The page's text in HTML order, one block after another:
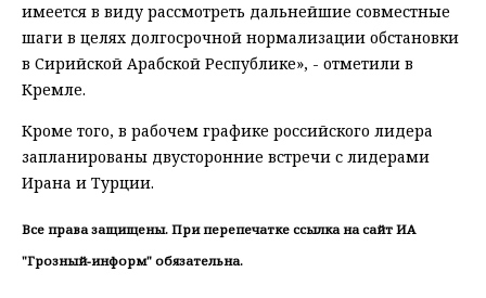
имеется в виду рассмотреть дальнейшие совместные
шаги в целях долгосрочной нормализации обстановки
в Сирийской Арабской Республике», - отметили в
Кремле.
Кроме того, в рабочем графике российского лидера
запланированы двусторонние встречи с лидерами
Ирана и Турции.
Все права защищены. При перепечатке ссылка на сайт ИА
"Грозный-информ" обязательна.